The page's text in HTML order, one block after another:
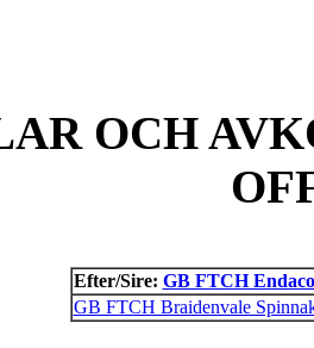
OCH
Efter/Sire: GB FTCH
GB FTCH Braidenvale